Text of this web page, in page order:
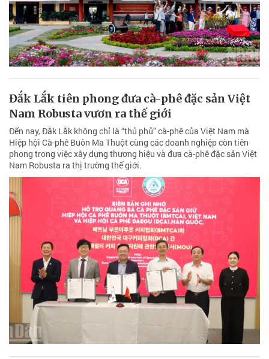
Đắk Lắk tiên phong đưa cà-phê đặc sản Việt
Nam Robusta vươn ra thế giới
Đến nay, Đắk Lắk không chỉ là “thủ phủ” cà-phê của Việt Nam mà
Hiệp hội Cà-phê Buôn Ma Thuột cùng các doanh nghiệp còn tiên
phong trong việc xây dựng thương hiệu và đưa cà-phê đặc sản Việt
Nam Robusta ra thị trường thế giới.